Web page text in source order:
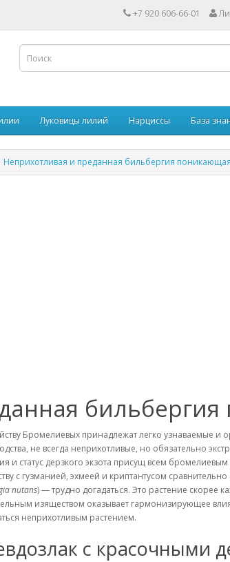
+7 920 606-66-01
Луковицы лилий Нарциссы База
Неприхотливая и преданная бильбергия поникающая
Бромелиевых принадлежат легко узнаваемые
не всегда неприхотливые, но обязательно
и статус дерзкого экзота присущ всем
с гузманией, эхмеей и криптантусом
nutans) — трудно догадаться. Это растение скорее
изяществом оказывает гармонизирующее
неприхотливым растением.
с красочными